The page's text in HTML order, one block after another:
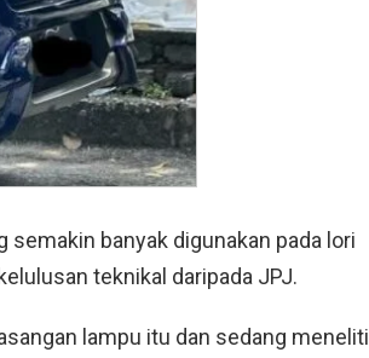
banyak digunakan pada lori
teknikal daripada JPJ.
lampu itu dan sedang meneliti